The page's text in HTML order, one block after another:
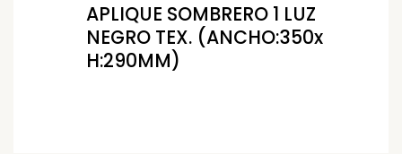
APLIQUE SOMBRERO 1 LUZ
NEGRO TEX. (ANCHO:350x
H:290MM)